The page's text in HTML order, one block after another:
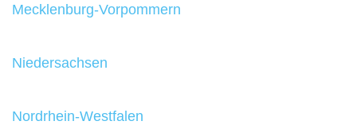
Mecklenburg-Vorpommern
Niedersachsen
Nordrhein-Westfalen